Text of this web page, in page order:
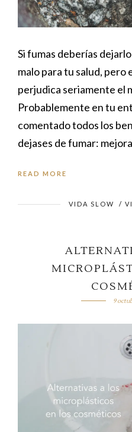
Si fumas deberías
malo para tu salud, pero
perjudica seriamente el
Probablemente en tu
comentado todos los
dejases de fumar:
READ MORE
VIDA SLOW /
9